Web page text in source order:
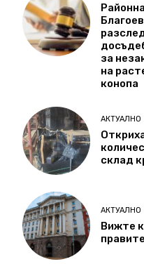
за
на
конопа
АКТУАЛНО
склад
АКТУАЛНО
Вижте